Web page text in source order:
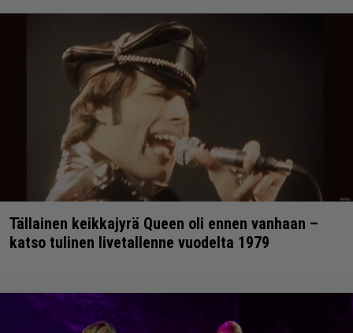
Tällainen keikkajyrä Queen oli ennen vanhaan –
katso tulinen livetallenne vuodelta 1979